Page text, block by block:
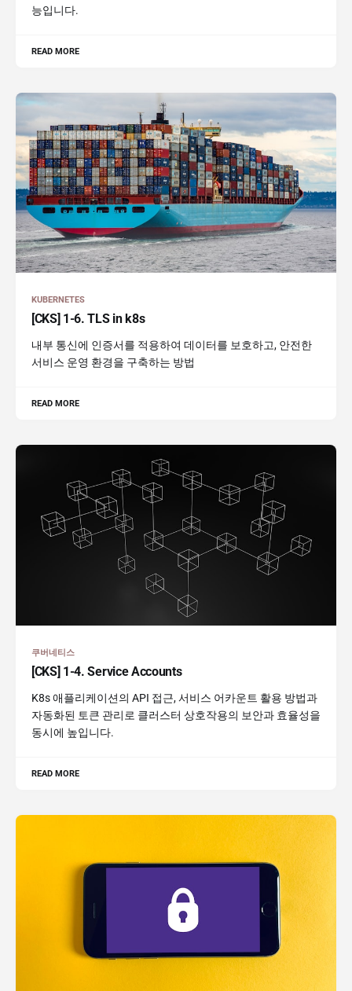
능입니다.
READ MORE
KUBERNETES
[CKS] 1-6. TLS in k8s
내부 통신에 인증서를 적용하여 데이터를 보호하고, 안전한
서비스 운영 환경을 구축하는 방법
READ MORE
쿠버네티스
[CKS] 1-4. Service Accounts
K8s 애플리케이션의 API 접근, 서비스 어카운트 활용 방법과
자동화된 토큰 관리로 클러스터 상호작용의 보안과 효율성을
동시에 높입니다.
READ MORE